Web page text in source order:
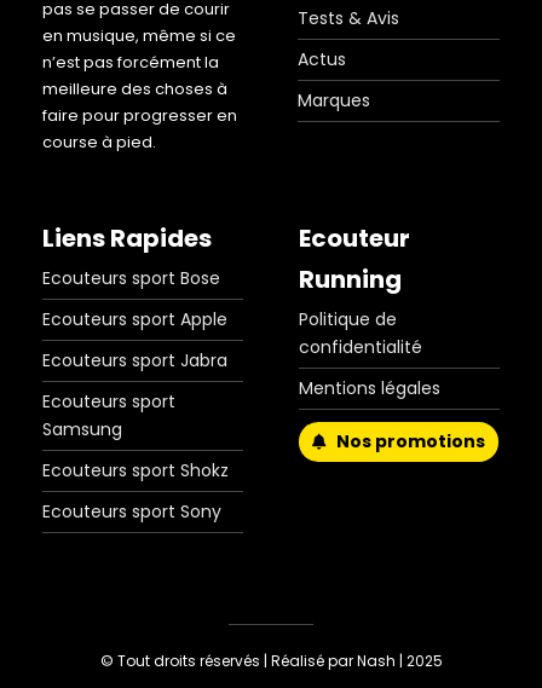
pas se passer de courir
en musique, même si ce
n’est pas forcément la
meilleure des choses à
faire pour progresser en
course à pied.
Tests & Avis
Actus
Marques
Liens Rapides
Ecouteurs sport Bose
Ecouteurs sport Apple
Ecouteurs sport Jabra
Ecouteurs sport
Samsung
Ecouteurs sport Shokz
Ecouteurs sport Sony
Ecouteur
Running
Politique de
confidentialité
Mentions légales
Nos promotions
© Tout droits réservés | Réalisé par Nash | 2025